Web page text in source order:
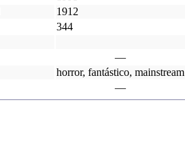
1912
344
—
horror, fantástico, mainstream
—